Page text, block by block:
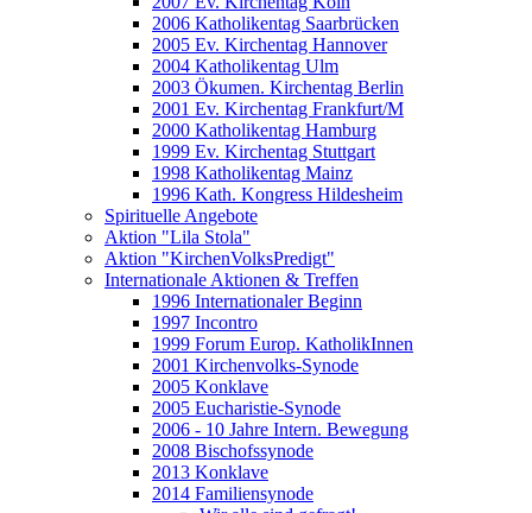
2006 Katholikentag Saarbrücken
2005 Ev. Kirchentag Hannover
2004 Katholikentag Ulm
2003 Ökumen. Kirchentag Berlin
2001 Ev. Kirchentag Frankfurt/M
2000 Katholikentag Hamburg
1999 Ev. Kirchentag Stuttgart
1998 Katholikentag Mainz
1996 Kath. Kongress Hildesheim
Spirituelle Angebote
Aktion "Lila Stola"
Aktion "KirchenVolksPredigt"
Internationale Aktionen & Treffen
1996 Internationaler Beginn
1997 Incontro
1999 Forum Europ. KatholikInnen
2001 Kirchenvolks-Synode
2005 Konklave
2005 Eucharistie-Synode
2006 - 10 Jahre Intern. Bewegung
2008 Bischofssynode
2013 Konklave
2014 Familiensynode